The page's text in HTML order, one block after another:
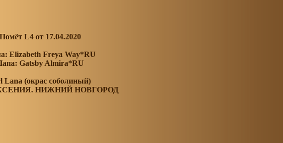
Помёт L4 от 17.04.2020
Elizabeth Freya Way*RU
Gatsby Almira*RU
Lana (окрас соболиный)
НИЖНИЙ НОВГОРОД